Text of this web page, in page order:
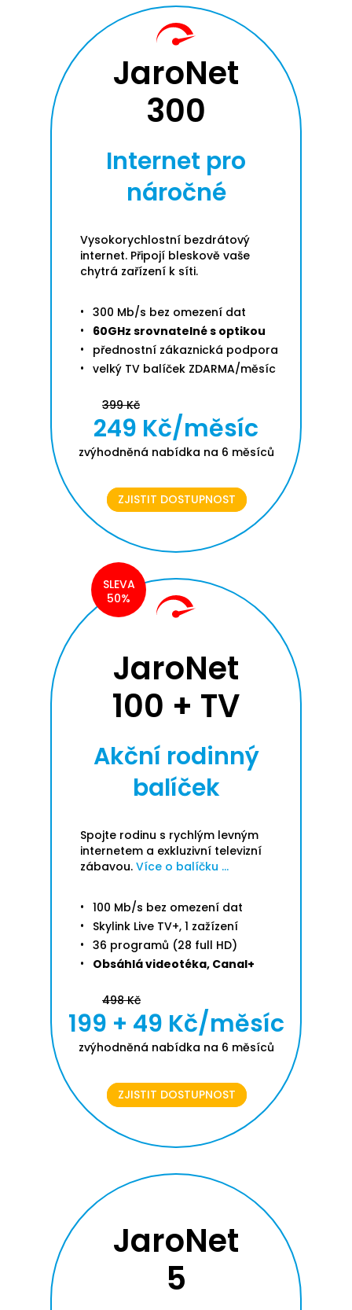
JaroNet
300
Internet pro
náročné
Vysokorychlostní bezdrátový
internet. Připojí bleskově vaše
chytrá zařízení k síti.
300 Mb/s bez omezení dat
60GHz srovnatelné s optikou
přednostní zákaznická podpora
velký TV balíček ZDARMA/měsíc
399 Kč
249 Kč/měsíc
zvýhodněná nabídka na 6 měsíců
ZJISTIT DOSTUPNOST
SLEVA
50%
JaroNet
100 + TV
Akční rodinný
balíček
Spojte rodinu s rychlým levným
internetem a exkluzivní televizní
zábavou. Více o balíčku ...
100 Mb/s bez omezení dat
Skylink Live TV+, 1 zažízení
36 programů (28 full HD)
Obsáhlá videotéka, Canal+
498 Kč
199 + 49 Kč/měsíc
zvýhodněná nabídka na 6 měsíců
ZJISTIT DOSTUPNOST
JaroNet
5